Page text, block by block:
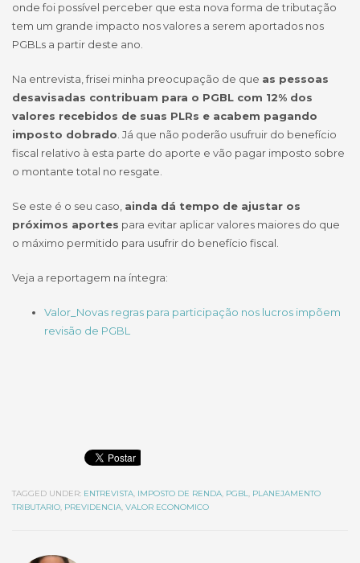
onde foi possível perceber que esta nova forma de tributação
tem um grande impacto nos valores a serem aportados nos
PGBLs a partir deste ano.
Na entrevista, frisei minha preocupação de que as pessoas
desavisadas contribuam para o PGBL com 12% dos
valores recebidos de suas PLRs e acabem pagando
imposto dobrado. Já que não poderão usufruir do benefício
fiscal relativo à esta parte do aporte e vão pagar imposto sobre
o montante total no resgate.
Se este é o seu caso, ainda dá tempo de ajustar os
próximos aportes para evitar aplicar valores maiores do que
o máximo permitido para usufrir do benefício fiscal.
Veja a reportagem na íntegra:
Valor_Novas regras para participação nos lucros impõem
revisão de PGBL
TAGGED UNDER: ENTREVISTA, IMPOSTO DE RENDA, PGBL, PLANEJAMENTO
TRIBUTARIO, PREVIDENCIA, VALOR ECONOMICO